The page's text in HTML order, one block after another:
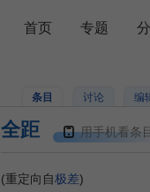
条目 讨论 编
全距 用手机看条
(重定向自极差)
首页 专题